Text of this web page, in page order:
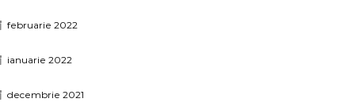
februarie 2022
ianuarie 2022
decembrie 2021